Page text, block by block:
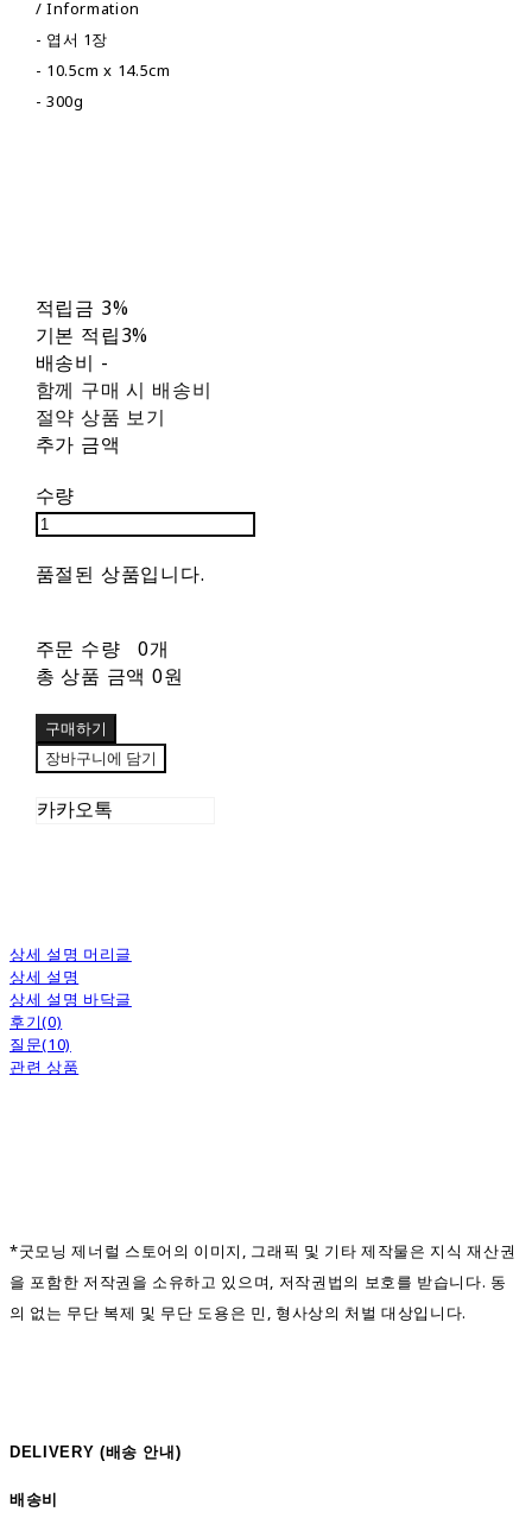
/ Information
- 엽서 1장
- 10.5cm x 14.5cm
- 300g
적립금 3%
기본 적립3%
배송비 -
함께 구매 시 배송비
절약 상품 보기
추가 금액
수량
품절된 상품입니다.
주문 수량
0개
총 상품 금액 0원
구매하기
장바구니에 담기
카카오톡
상세 설명 머리글
상세 설명
상세 설명 바닥글
후기(0)
질문(10)
관련 상품
*굿모닝 제너럴 스토어의 이미지, 그래픽 및 기타 제작물은 지식 재산권
을 포함한 저작권을 소유하고 있으며, 저작권법의 보호를 받습니다. 동
의 없는 무단 복제 및 무단 도용은 민, 형사상의 처벌 대상입니다.
DELIVERY (배송 안내)
배송비